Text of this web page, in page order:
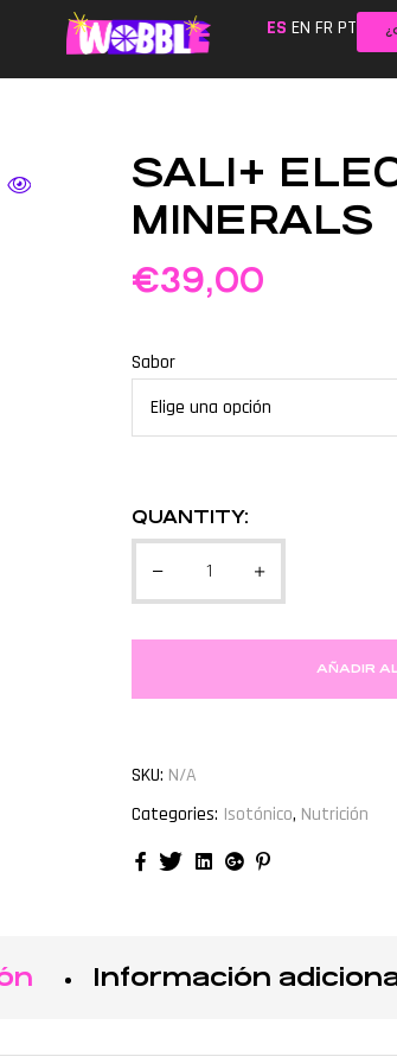
ES EN FR PT
SALI+
MINERALS
€39,00
Sabor
QUANTITY:
AÑADIR
SKU: N/A
Categories: Isotónico, Nutrición
FacebookTwitterLinkedinGoogle+
Información